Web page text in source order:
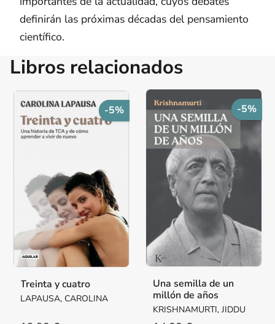
definirán las próximas décadas del pensamiento
científico.
Libros relacionados
-5%
Treinta y cuatro
LAPAUSA, CAROLINA
-5%
Una semilla de un
millón de años
KRISHNAMURTI, JIDDU